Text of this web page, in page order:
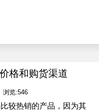
格和购货渠道
浏览:546
较热销的产品，因为其